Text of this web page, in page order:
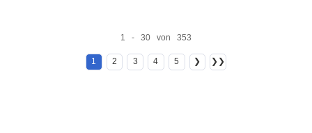
1 - 30 von 353
1 2 3 4 5 ❯ ❯❯